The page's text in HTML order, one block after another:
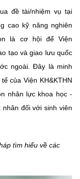
đề tài/nhiệm vụ tại
cao kỹ năng nghiên
là cơ hội để Viện
tạo và giao lưu quốc
ngoài. Đây là minh
của Viện KH&KTHN
nhân lực khoa học -
đối với sinh viên
tìm hiểu về các